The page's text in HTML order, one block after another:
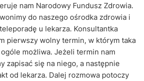
nam Narodowy Fundusz Zdrowia.
do naszego ośrodka zdrowia i
u lekarza. Konsultantka
pierwszy wolny termin, w którym taka
możliwa. Jeżeli termin nam
zapisać się na niego, a następnie
od lekarza. Dalej rozmowa potoczy